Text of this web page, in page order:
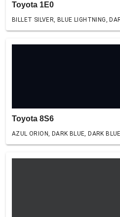
Toyota 1E0
BILLET SILVER, BLUE LIGHTNING,
Toyota 8S6
AZUL ORION, DARK BLUE, DARK